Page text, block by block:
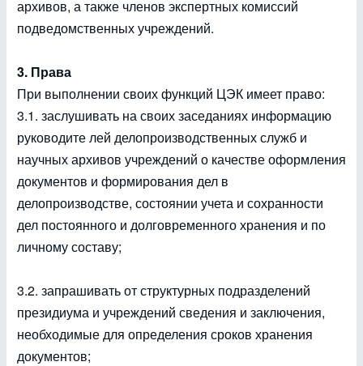
архивов, а также членов экспертных комиссий
подведомственных учреждений.
3. Права
При выполнении своих функций ЦЭК имеет право:
3.1. заслушивать на своих заседаниях информацию
руководите лей делопроизводственных служб и
научных архивов учреждений о качестве оформления
документов и формирования дел в
делопроизводстве, состоянии учета и сохранности
дел постоянного и долговременного хранения и по
личному составу;
3.2. запрашивать от структурных подразделений
президиума и учреждений сведения и заключения,
необходимые для определения сроков хранения
документов;